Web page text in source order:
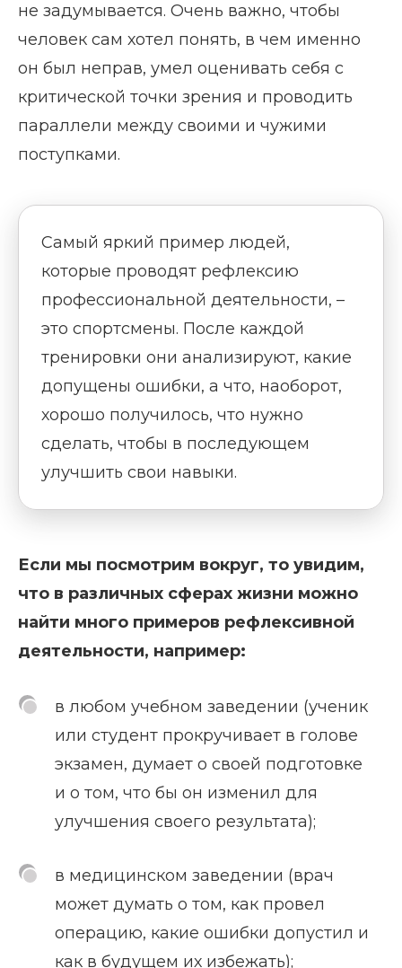
не задумывается. Очень важно, чтобы
человек сам хотел понять, в чем именно
он был неправ, умел оценивать себя с
критической точки зрения и проводить
параллели между своими и чужими
поступками.
Самый яркий пример людей,
которые проводят рефлексию
профессиональной деятельности, –
это спортсмены. После каждой
тренировки они анализируют, какие
допущены ошибки, а что, наоборот,
хорошо получилось, что нужно
сделать, чтобы в последующем
улучшить свои навыки.
Если мы посмотрим вокруг, то увидим,
что в различных сферах жизни можно
найти много примеров рефлексивной
деятельности, например:
в любом учебном заведении (ученик
или студент прокручивает в голове
экзамен, думает о своей подготовке
и о том, что бы он изменил для
улучшения своего результата);
в медицинском заведении (врач
может думать о том, как провел
операцию, какие ошибки допустил и
как в будущем их избежать);